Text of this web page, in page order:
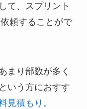
て、スプリント
頼することがで
まり部数が多く
いう方におすす
見積もり。